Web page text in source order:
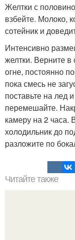
Желтки с
взбейте. Молоко,
сотейник и
Интенсивно
желтки. Верните в
огне, постоянно
пока смесь не
поставьте на лед
перемешайте.
камеру на 2 часа.
холодильник до
разложите по
Читайте также